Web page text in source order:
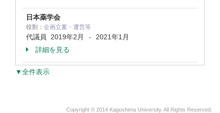
日本薬学会
役割： 企画立案・運営等
代議員 2019年2月 -
2021年1月
詳細を見る
▼全件表示
Copyright © 2014 Kagoshima University. All Rights Reserved.